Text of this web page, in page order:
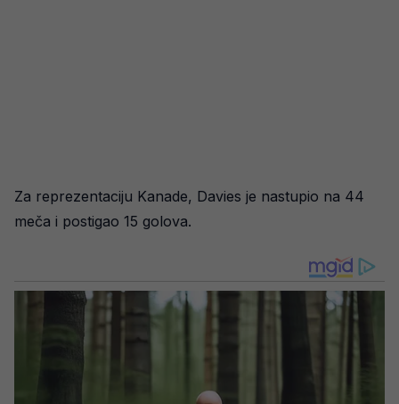
Za reprezentaciju Kanade, Davies je nastupio na 44
meča i postigao 15 golova.